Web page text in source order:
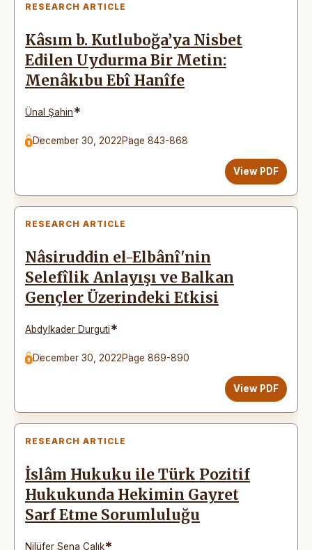
RESEARCH ARTICLE
Kâsım b. Kutluboğa’ya Nisbet
Edilen Uydurma Bir Metin:
Menâkıbu Ebî Hanîfe
Ünal Şahin*
December 30, 2022Page 843-868
View PDF
RESEARCH ARTICLE
Nâsiruddin el-Elbânî'nin
Selefîlik Anlayışı ve Balkan
Gençler Üzerindeki Etkisi
Abdylkader Durguti*
December 30, 2022Page 869-890
View PDF
RESEARCH ARTICLE
İslâm Hukuku ile Türk Pozitif
Hukukunda Hekimin Gayret
Sarf Etme Sorumluluğu
Nilüfer Sena Çalık*